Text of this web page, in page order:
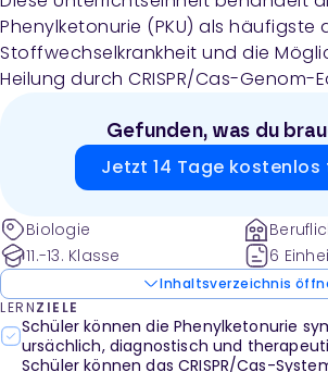
Phenylketonurie (PKU) als häufigste
Stoffwechselkrankheit und die
Heilung durch CRISPR/Cas-Genom-
Genetik und Molekularbiologie,
betroffenen Personen, sowie
Diskussionsmaterialien zum
Gefunden, was du
Jetzt 14 Tage kostenlos
Biologie
11.-13. Klasse
6
Inhaltsverzeichnis
LERNZIELE
Schüler können die Phenylketonurie
ursächlich, diagnostisch und
Schüler können das CRISPR/Cas-